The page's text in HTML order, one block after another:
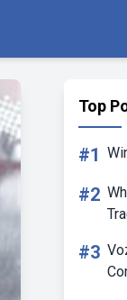
Top
#1
#2
#3